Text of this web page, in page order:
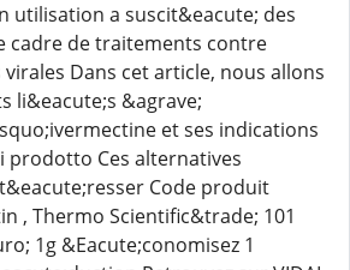
utilisation a suscit&eacute; des
cadre de traitements contre
Dans cet article, nous allons
li&eacute;s &agrave;
et ses indications
prodotto Ces alternatives
Code produit
, Thermo Scientific&trade; 101
1g &Eacute;conomisez 1